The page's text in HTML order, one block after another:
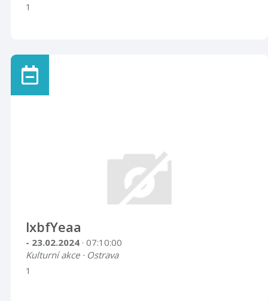
1
lxbfYeaa
- 23.02.2024 · 07:10:00
Kulturní akce · Ostrava
1